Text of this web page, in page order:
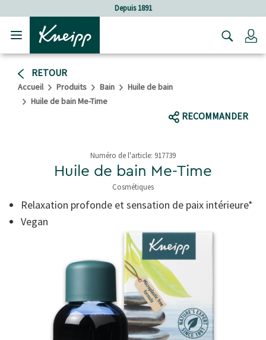
Sauter au contenu du pied de page
Depuis 1891
RETOUR
Accueil Produits Bain
Huile de bain
Huile de bain Me-Time
RECOMMANDER
Numéro de l'article: 917739
Huile de bain Me-Time
Cosmétiques
3,5 de 5 étoiles
Relaxation profonde et sensation de paix intérieure*
Vegan